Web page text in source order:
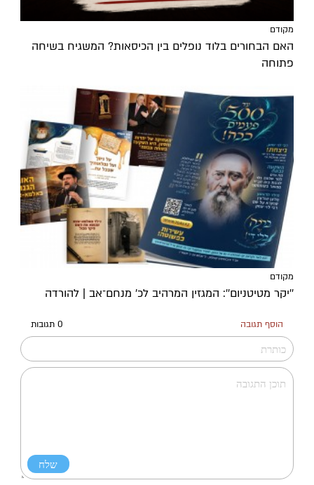
מקודם
האם הבחורים בלוד נופלים בין הכיסאות? המשגיח בשיחה
פתוחה
מקודם
''יקר מטיטניום'': המגזין המרהיב לכ’ מנחם־אב | להורדה
הוסף תגובה 0 תגובות